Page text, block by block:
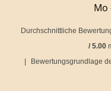
Mo
Durchschnittliche
/5.00
Bewertungsgrundlage